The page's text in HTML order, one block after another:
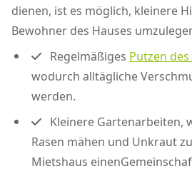
dienen, ist es möglich, kleinere
Bewohner des Hauses
Regelmäßiges Putzen
wodurch alltägliche
werden.
Kleinere Gartenarbeiten,
Rasen mähen und Unkraut
Mietshaus